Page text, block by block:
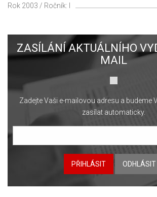
Rok 2003 / Ročník: I
ZASÍLÁNÍ AKTUÁLNÍHO
MAIL
Zadejte Vaši e-mailovou adresu a budeme
zasílat automaticky.
PŘIHLÁSIT ODHLÁSIT